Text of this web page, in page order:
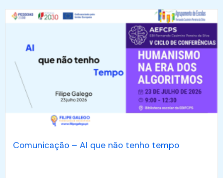
Comunicação – AI que não tenho tempo